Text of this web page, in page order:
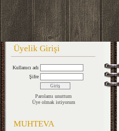
Üyelik Girişi
Kullanıcı adı
Şifre
Parolamı unuttum
Üye olmak istiyorum
MUHTEVA